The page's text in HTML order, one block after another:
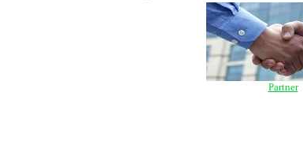
Partner